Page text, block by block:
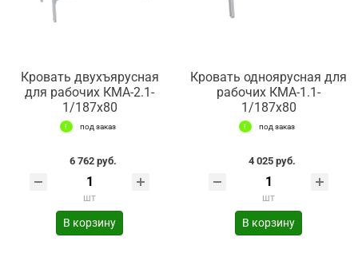
Кровать двухъярусная
для рабочих КМА-2.1-
1/187х80
под заказ
6 762 руб.
шт
В корзину
Кровать одноярусная для
рабочих КМА-1.1-
1/187х80
под заказ
4 025 руб.
шт
В корзину